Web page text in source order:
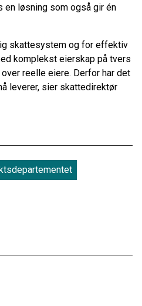
en løsning som også gir én
skattesystem og for effektiv
komplekst eierskap på tvers
reelle eiere. Derfor har det
leverer, sier skattedirektør